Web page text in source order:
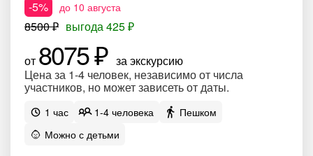
-5%
до 10 августа
8500 ₽ выгода 425 ₽
от 8075 ₽ за экскурсию
Цена за 1-4 человек, независимо от числа
участников, но может зависеть от даты.
1 час 1-4 человека
Пешком
Можно с детьми